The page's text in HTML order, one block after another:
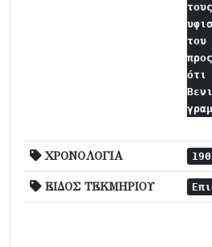
του
ότι
ΧΡΟΝΟΛΟΓΙΑ
ΕΙΔΟΣ ΤΕΚΜΗΡΙΟΥ